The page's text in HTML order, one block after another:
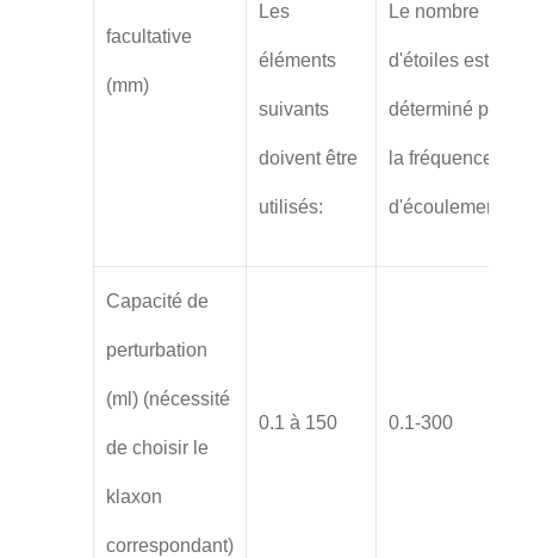
facultative
(mm)
Les
éléments
suivants
doivent être
utilisés:
Le nombre
d'étoiles est
déterminé par
la fréquence
d'écoulement.
Capacité de
perturbation
(ml) (nécessité
de choisir le
klaxon
correspondant)
0.1 à 150 0.1-300